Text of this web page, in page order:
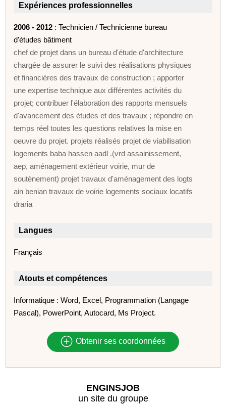
Expériences professionnelles
2006 - 2012 : Technicien / Technicienne bureau
d'études bâtiment
chef de projet dans un bureau d'étude d'architecture
chargée de assurer le suivi des réalisations physiques
et financières des travaux de construction ; apporter
une expertise technique aux différentes activités du
projet; contribuer l'élaboration des rapports mensuels
d'avancement des études et des travaux ; répondre en
temps réel toutes les questions relatives la mise en
oeuvre du projet. projets réalisés projet de viabilisation
logements baba hassen aadl .(vrd assainissement,
aep, aménagement extérieur voirie, mur de
soutènement) projet travaux d'aménagement des logts
ain benian travaux de voirie logements sociaux locatifs
draria
Langues
Français
Atouts et compétences
Informatique : Word, Excel, Programmation (Langage
Pascal), PowerPoint, Autocard, Ms Project.
Obtenir ses coordonnées
ENGINSJOB
un site du groupe